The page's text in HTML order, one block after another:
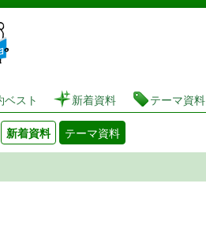
図書館 蔵書検索・予約システム
ベスト 新着資料 テーマ資料
新着資料 テーマ資料